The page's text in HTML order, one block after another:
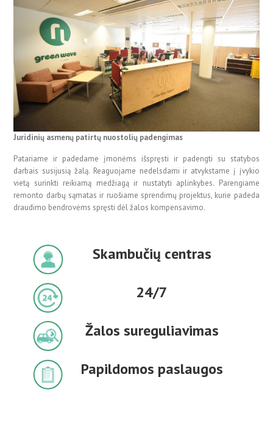
Juridinių asmenų patirtų nuostolių padengimas
Patariame ir padedame įmonėms išspręsti ir padengti su statybos
darbais susijusią žalą. Reaguojame nedelsdami ir atvykstame į įvykio
vietą surinkti reikiamą medžiagą ir nustatyti aplinkybes. Parengiame
remonto darbų sąmatas ir ruošiame sprendimų projektus, kurie padeda
draudimo bendrovėms spręsti dėl žalos kompensavimo.
Skambučių centras
24/7
Žalos sureguliavimas
Papildomos paslaugos